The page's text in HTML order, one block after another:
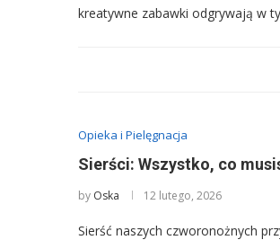
kreatywne zabawki odgrywają w
Opieka i Pielęgnacja
Sierści: Wszystko, co
by Oska 12 lutego, 2026
Sierść naszych czworonożnych